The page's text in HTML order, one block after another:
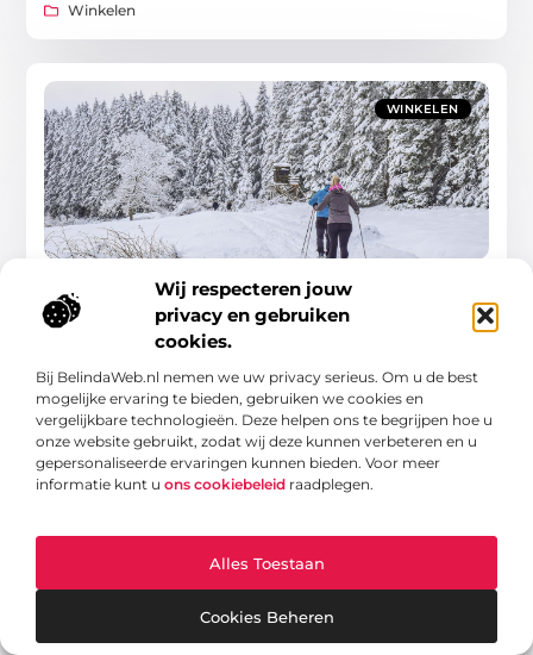
Wij respecteren jouw
privacy en gebruiken
cookies.
Bij BelindaWeb.nl nemen we uw privacy serieus. Om u de best
mogelijke ervaring te bieden, gebruiken we cookies en
vergelijkbare technologieën. Deze helpen ons te begrijpen hoe u
onze website gebruikt, zodat wij deze kunnen verbeteren en u
gepersonaliseerde ervaringen kunnen bieden. Voor meer
informatie kunt u ons cookiebeleid raadplegen.
Alles Toestaan
Cookies Beheren
Winkelen
WINKELEN
Welkom in Harderwijk, een charmante Nederlandse stad
die een verrassende bestemming is voor
winteravonturen. Hoewel Harderwijk niet bekend staat
Winkelen
WINKELEN